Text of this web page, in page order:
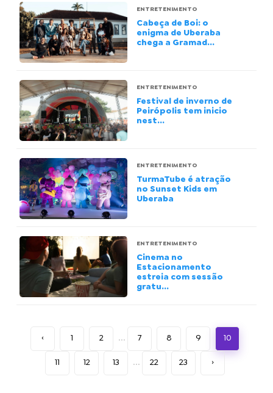
ENTRETENIMENTO
Cabeça de Boi: o
enigma de Uberaba
chega a Gramad...
ENTRETENIMENTO
Festival de inverno de
Peirópolis tem inicio
nest...
ENTRETENIMENTO
TurmaTube é atração
no Sunset Kids em
Uberaba
ENTRETENIMENTO
Cinema no
Estacionamento
estreia com sessão
gratu...
‹ 1 2 ... 7 8 9 10
11 12 13 ... 22 23 ›